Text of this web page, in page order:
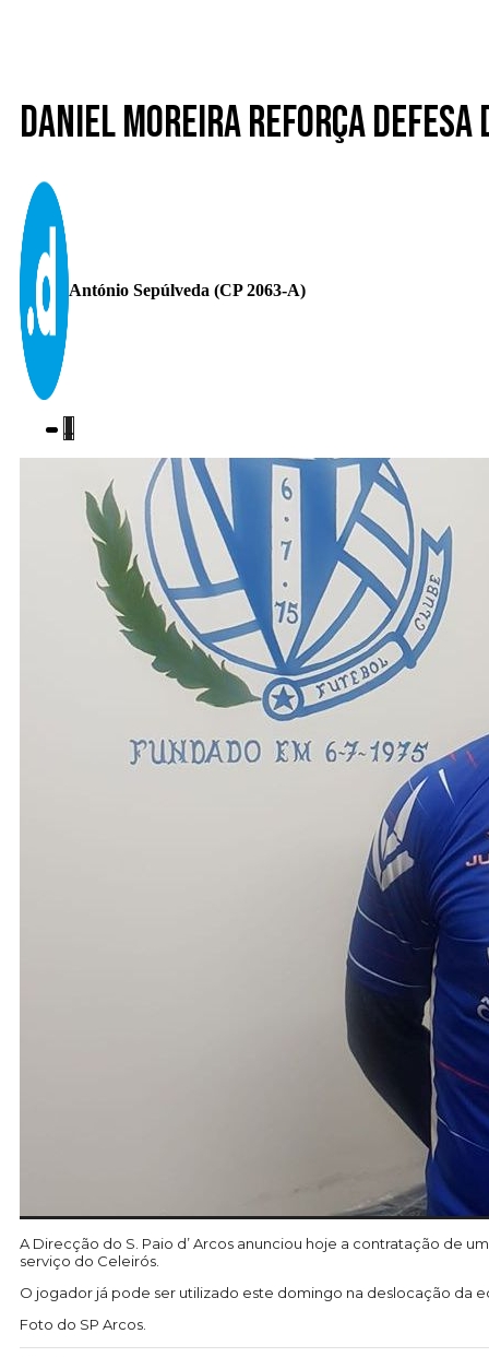
Daniel Moreira reforça defesa
António Sepúlveda (CP 2063-A)
A Direcção do S. Paio d’ Arcos anunciou hoje a contratação de
serviço do Celeirós.
O jogador já pode ser utilizado este domingo na deslocação da
Foto do SP Arcos.